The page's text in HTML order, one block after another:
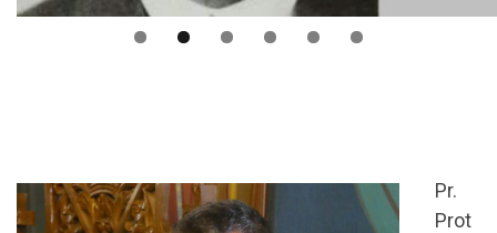
Pr.
Prot